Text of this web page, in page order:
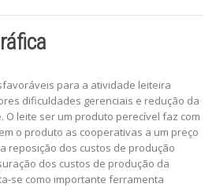
para a atividade leiteira
dificuldades gerenciais e redução da
leite ser um produto perecível faz com
o produto as cooperativas a um preço
reposição dos custos de produção
dos custos de produção da
se como importante ferramenta